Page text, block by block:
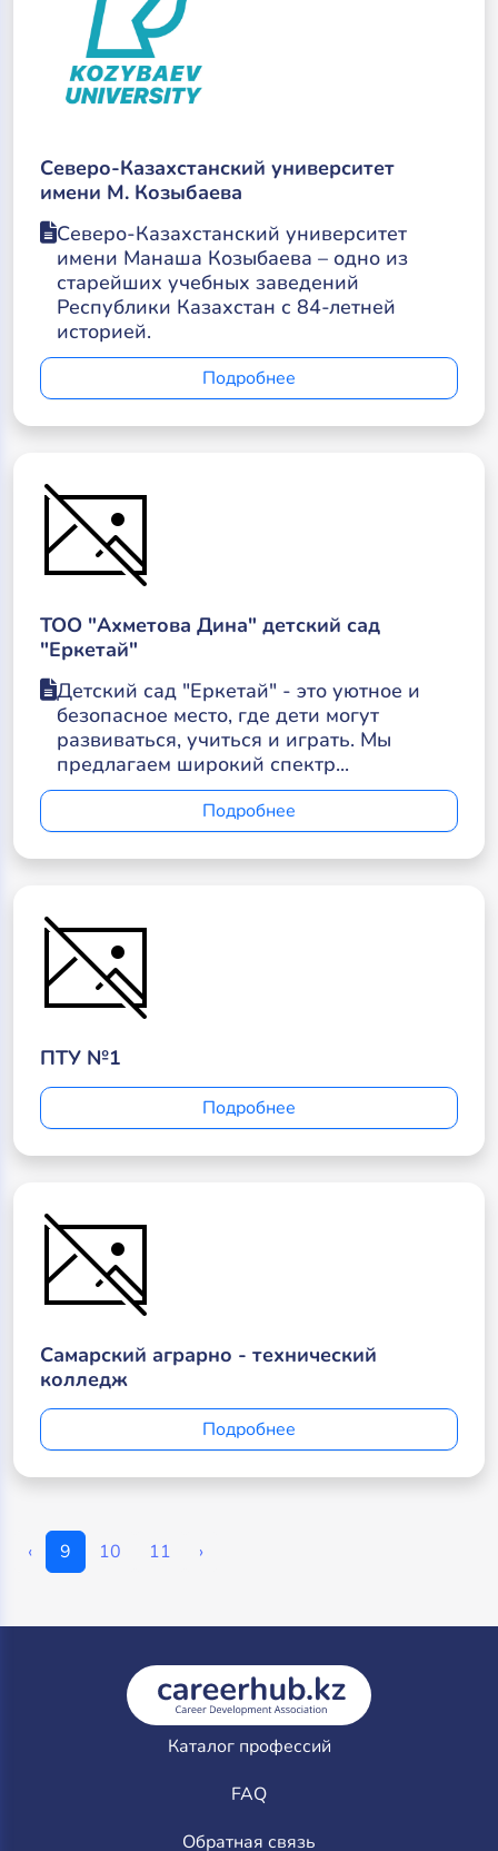
Северо-Казахстанский университет
имени М. Козыбаева
Северо-Казахстанский университет
имени Манаша Козыбаева – одно из
старейших учебных заведений
Республики Казахстан с 84-летней
историей.
Подробнее
ТОО "Ахметова Дина" детский сад
"Еркетай"
Детский сад "Еркетай" - это уютное и
безопасное место, где дети могут
развиваться, учиться и играть. Мы
предлагаем широкий спектр...
Подробнее
ПТУ №1
Подробнее
Самарский аграрно - технический
колледж
Подробнее
‹ 9 10 11 ›
Каталог профессий
FAQ
Обратная связь